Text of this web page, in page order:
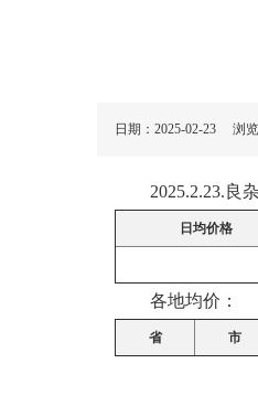
日期：2025-02-23 浏览
2025.2.23.良
日均价格
各地均价：
省 市